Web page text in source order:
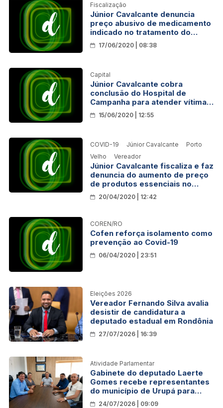
Fiscalização
Júnior Cavalcante denuncia
preço abusivo de medicamento
indicado no tratamento do
Covid-19
17/06/2020 | 08:38
Capital
Júnior Cavalcante cobra
conclusão do Hospital de
Campanha para atender vítimas
do COVID-19
15/06/2020 | 12:55
COVID-19 Júnior Cavalcante
Porto
Velho
Vereador
Júnior Cavalcante fiscaliza e faz
denuncia do aumento de preço
de produtos essenciais no
combate ao Covid-19
20/04/2020 | 12:42
COREN/RO
Cofen reforça isolamento como
prevenção ao Covid-19
06/04/2020 | 23:51
Eleições 2026
Vereador Fernando Silva avalia
desistir de candidatura a
deputado estadual em Rondônia
27/07/2026 | 16:39
Atividade Parlamentar
Gabinete do deputado Laerte
Gomes recebe representantes
do município de Urupá para
reunião institucional
24/07/2026 | 09:09